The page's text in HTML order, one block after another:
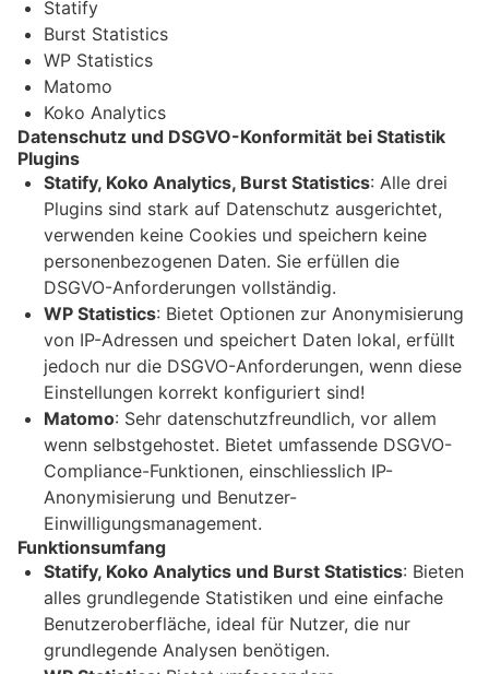
Statify
Burst Statistics
WP Statistics
Matomo
Koko Analytics
Datenschutz und DSGVO-Konformität bei Statistik
Plugins
Statify, Koko Analytics, Burst Statistics: Alle drei
Plugins sind stark auf Datenschutz ausgerichtet,
verwenden keine Cookies und speichern keine
personenbezogenen Daten. Sie erfüllen die
DSGVO-Anforderungen vollständig.
WP Statistics: Bietet Optionen zur Anonymisierung
von IP-Adressen und speichert Daten lokal, erfüllt
jedoch nur die DSGVO-Anforderungen, wenn diese
Einstellungen korrekt konfiguriert sind!
Matomo: Sehr datenschutzfreundlich, vor allem
wenn selbstgehostet. Bietet umfassende DSGVO-
Compliance-Funktionen, einschliesslich IP-
Anonymisierung und Benutzer-
Einwilligungsmanagement.
Funktionsumfang
Statify, Koko Analytics und Burst Statistics: Bieten
alles grundlegende Statistiken und eine einfache
Benutzeroberfläche, ideal für Nutzer, die nur
grundlegende Analysen benötigen.